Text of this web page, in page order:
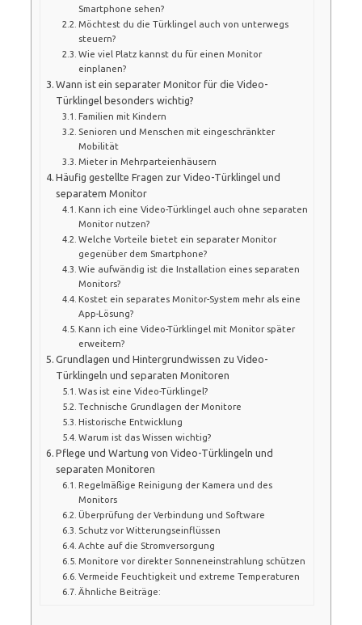
Smartphone sehen?
Möchtest du die Türklingel auch von unterwegs
steuern?
Wie viel Platz kannst du für einen Monitor
einplanen?
Wann ist ein separater Monitor für die Video-
Türklingel besonders wichtig?
Familien mit Kindern
Senioren und Menschen mit eingeschränkter
Mobilität
Mieter in Mehrparteienhäusern
Häufig gestellte Fragen zur Video-Türklingel und
separatem Monitor
Kann ich eine Video-Türklingel auch ohne separaten
Monitor nutzen?
Welche Vorteile bietet ein separater Monitor
gegenüber dem Smartphone?
Wie aufwändig ist die Installation eines separaten
Monitors?
Kostet ein separates Monitor-System mehr als eine
App-Lösung?
Kann ich eine Video-Türklingel mit Monitor später
erweitern?
Grundlagen und Hintergrundwissen zu Video-
Türklingeln und separaten Monitoren
Was ist eine Video-Türklingel?
Technische Grundlagen der Monitore
Historische Entwicklung
Warum ist das Wissen wichtig?
Pflege und Wartung von Video-Türklingeln und
separaten Monitoren
Regelmäßige Reinigung der Kamera und des
Monitors
Überprüfung der Verbindung und Software
Schutz vor Witterungseinflüssen
Achte auf die Stromversorgung
Monitore vor direkter Sonneneinstrahlung schützen
Vermeide Feuchtigkeit und extreme Temperaturen
Ähnliche Beiträge: